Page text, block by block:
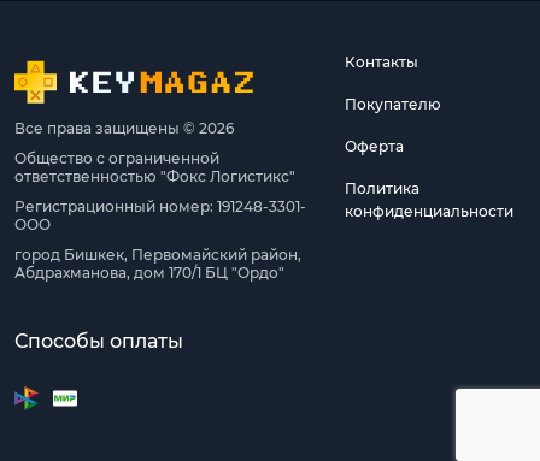
Все права защищены © 2026
Общество с ограниченной
ответственностью "Фокс Логистикс"
Регистрационный номер: 191248-3301-
ООО
город Бишкек, Первомайский район,
Абдрахманова, дом 170/1 БЦ "Ордо"
Контакты
Покупателю
Оферта
Политика
конфиденциальности
Способы оплаты